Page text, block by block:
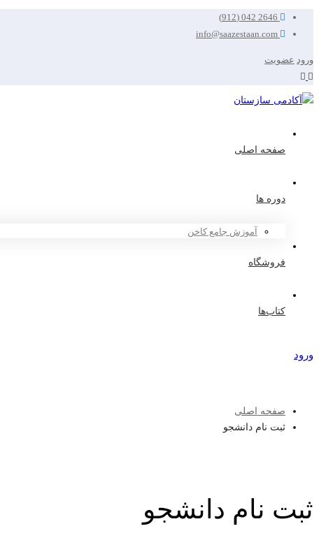
2646 042 (912)
info@saazestaan.com
ورود عضویت
صفحه اصلی
دوره ها
آموزش جامع کاخن
فروشگاه
کتاب‌ها
ورود
صفحه اصلی
ثبت نام دانشجو
ثبت نام دانشجو